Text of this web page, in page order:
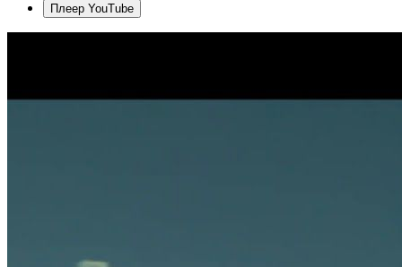
Плеер YouTube